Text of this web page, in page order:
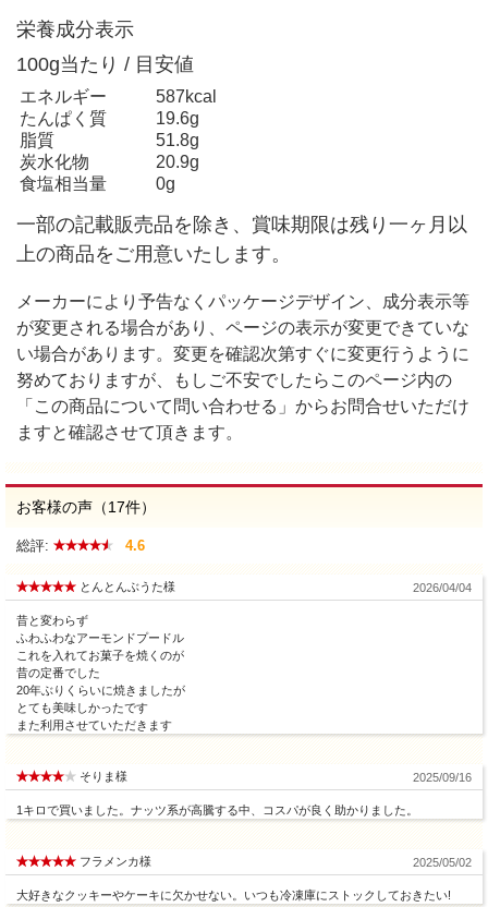
栄養成分表示
100g当たり / 目安値
エネルギー
587kcal
たんぱく質
19.6g
脂質
51.8g
炭水化物
20.9g
食塩相当量
0g
一部の記載販売品を除き、賞味期限は残り一ヶ月以
上の商品をご用意いたします。
メーカーにより予告なくパッケージデザイン、成分表示等
が変更される場合があり、ページの表示が変更できていな
い場合があります。変更を確認次第すぐに変更行うように
努めておりますが、もしご不安でしたらこのページ内の
「この商品について問い合わせる」からお問合せいただけ
ますと確認させて頂きます。
お客様の声（17件）
総評: 4.6
とんとんぶうた様 2026/04/04
昔と変わらず
ふわふわなアーモンドプードル
これを入れてお菓子を焼くのが
昔の定番でした
20年ぶりくらいに焼きましたが
とても美味しかったです
また利用させていただきます
そりま様 2025/09/16
1キロで買いました。ナッツ系が高騰する中、コスパが良く助かりました。
フラメンカ様 2025/05/02
大好きなクッキーやケーキに欠かせない。いつも冷凍庫にストックしておきたい!